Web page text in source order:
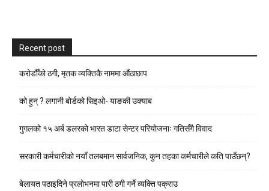
Recent post
करोडौँको ठगी, मृतक व्यक्तिकै नाममा औंठाछाप
को हुन् ? लगानी बोर्डको सिइओ- याङकी उक्याब
गुगलको १५ अर्ब डलरको भारत डाटा सेन्टर परियोजनाः गतिसँगै विवाद
सरकारी कर्मचारीकाे नयाँ तलबमान सार्वजनिक, कुन तहका कर्मचारीले कति पाउँछन्?
बेलायत पठाइदिने प्रलाेभनमा पारी ठगी गर्ने व्यक्ति पक्राउ